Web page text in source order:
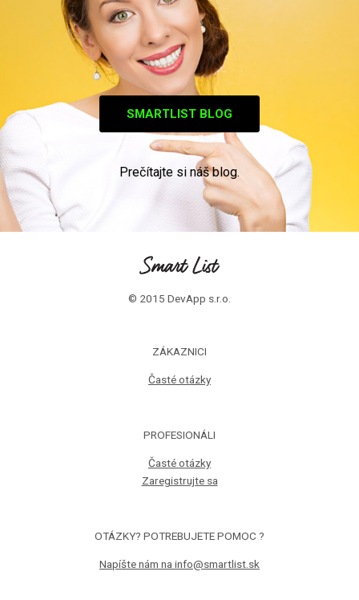
SMARTLIST BLOG
Prečítajte si náš blog.
© 2015 DevApp s.r.o.
ZÁKAZNICI
Časté otázky
PROFESIONÁLI
Časté otázky
Zaregistrujte sa
OTÁZKY? POTREBUJETE POMOC ?
Napíšte nám na info@smartlist.sk